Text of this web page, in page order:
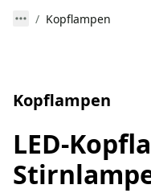
Kopflampen
Kopflampen
LED-